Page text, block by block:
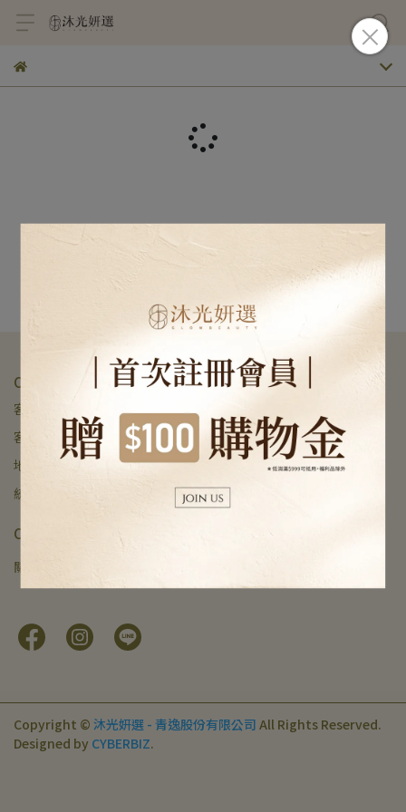
CONTACT US
客服專線：(02)-7751-5655
客服時間：10:30am - 6:30pm
地址：台北市中正區杭州南路一段35號2樓
統一編號：91103650
CUSTOMER SERVICE
關於我們
Copyright © 沐光妍選 - 青逸股份有限公司 All Rights Reserved.
Designed by CYBERBIZ.